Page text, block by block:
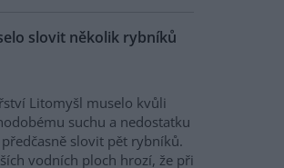
slovit několik rybníků
Litomyšl muselo kvůli
suchu a nedostatku
slovit pět rybníků.
vodních ploch hrozí, že při